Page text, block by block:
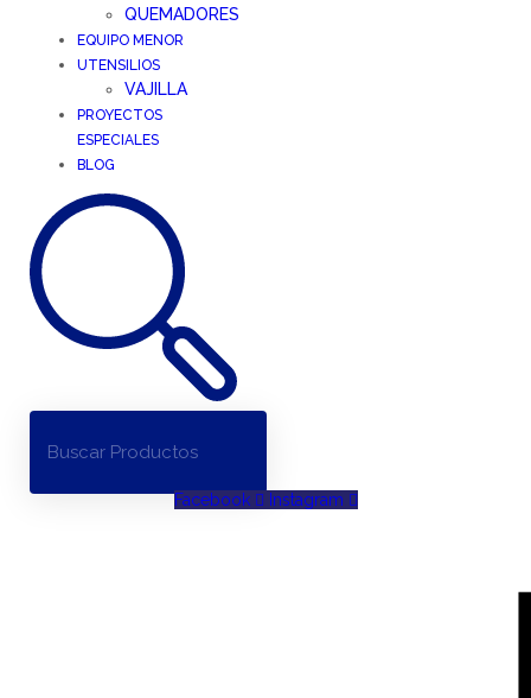
QUEMADORES
EQUIPO MENOR
UTENSILIOS
VAJILLA
PROYECTOS
ESPECIALES
BLOG
Facebook Instagram